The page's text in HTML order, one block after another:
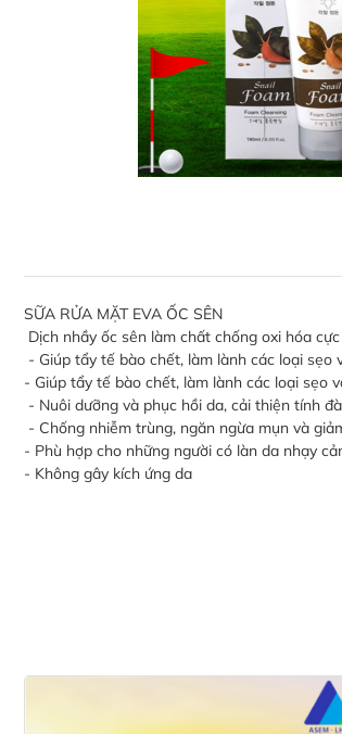
SỮA RỬA MẶT EVA ỐC SÊN
Dịch nhầy ốc sên làm chất chống oxi hóa
- Giúp tẩy tế bào chết, làm lành các loại
- Giúp tẩy tế bào chết, làm lành các loại sẹo
- Nuôi dưỡng và phục hồi da, cải thiện tính
- Chống nhiễm trùng, ngăn ngừa mụn và
- Phù hợp cho những người có làn da nhạy
- Không gây kích ứng da